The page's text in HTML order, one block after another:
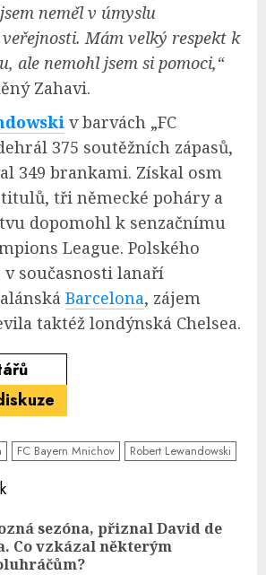
neměl v úmyslu
Mám velký respekt k
ale nemohl jsem si pomoci,“
Zahavi.
v barvách „FC
375 soutěžních zápasů,
349 brankami. Získal osm
tři německé poháry a
dopomohl k senzačnímu
League. Polského
v současnosti lanaří
Barcelona, zájem
taktéž londýnská Chelsea.
FC Bayern Mnichov Robert Lewandowski
sezóna, přiznal David de
Co vzkázal některým